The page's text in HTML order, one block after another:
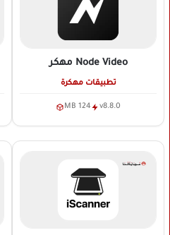
Node Video مهكر
تطبيقات مهكرة
v8.8.0
124 MB